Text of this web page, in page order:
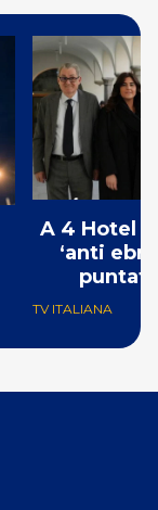
A 4 Hotel
‘anti
TV ITALIANA